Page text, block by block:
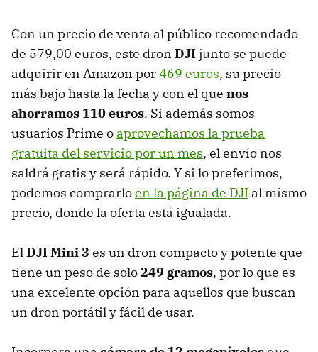
Con un precio de venta al público recomendado
de 579,00 euros, este dron DJIjunto se puede
adquirir en Amazon por469 euros, su precio
más bajo hasta la fecha y con el que nos
ahorramos 110 euros. Si además somos
usuarios Prime o aprovechamos la prueba
gratuita del servicio por un mes, el envío nos
saldrá gratis y será rápido. Y si lo preferimos,
podemos comprarloen la página de DJI al mismo
precio, donde la oferta está igualada.
ElDJI Mini 3 es un dron compacto y potente que
tiene un peso de solo249 gramos, por lo que es
una excelente opción para aquellos que buscan
un dron portátil y fácil de usar.